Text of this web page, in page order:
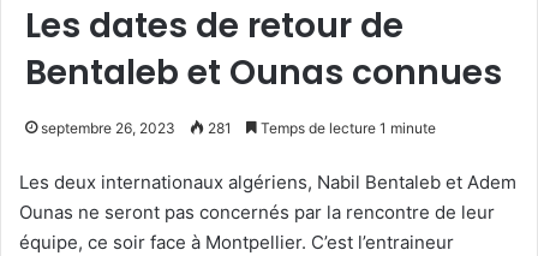
Les dates de retour de
Bentaleb et Ounas connues
septembre 26, 2023 281 Temps de lecture 1 minute
Les deux internationaux algériens, Nabil Bentaleb et Adem
Ounas ne seront pas concernés par la rencontre de leur
équipe, ce soir face à Montpellier. C’est l’entraineur